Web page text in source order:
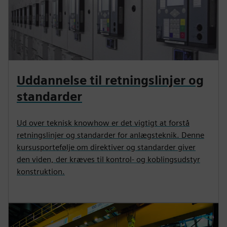
Uddannelse til retningslinjer og
standarder
Ud over teknisk knowhow er det vigtigt at forstå
retningslinjer og standarder for anlægsteknik. Denne
kursusportefølje om direktiver og standarder giver
den viden, der kræves til kontrol- og koblingsudstyr
konstruktion.